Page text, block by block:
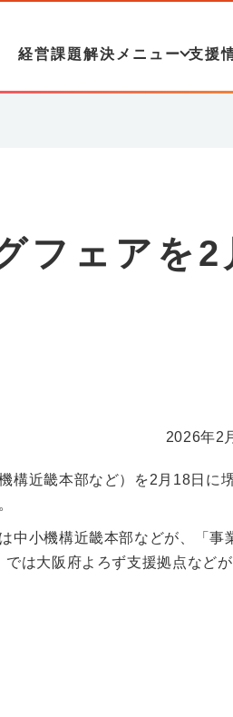
経営課題解決メニュー 支援
フェアを2
2026年2
構近畿本部など）を2月18日に
中小機構近畿本部などが、「事
は大阪府よろず支援拠点など